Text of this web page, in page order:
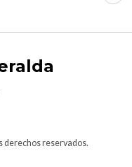
derechos reservados.